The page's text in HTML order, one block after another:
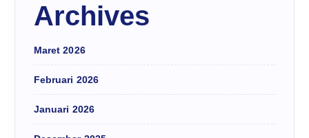
Archives
Maret 2026
Februari 2026
Januari 2026